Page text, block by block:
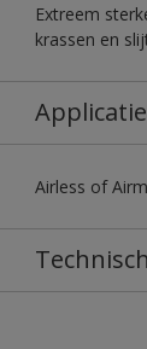
Extreem
krassen en
Airless of